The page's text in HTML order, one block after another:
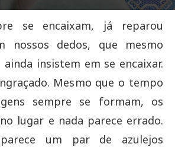
se encaixam, já reparou
nossos dedos, que mesmo
insistem em se encaixar.
Mesmo que o tempo
sempre se formam, os
lugar e nada parece errado.
um par de azulejos